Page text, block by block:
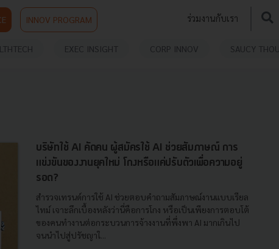
INNOV PROGRAM ร่วมงานกับเรา
EXEC INSIGHT CORP INNOV SAUCY
บริษัทใช้ AI คัดคน ผู้สมัครใช้ AI ช่วยสัมภาษณ์ การ
แข่งขันของงานยุคใหม่ โกงหรือแค่ปรับตัวเพื่อความอยู่
รอด?
สำรวจเทรนด์การใช้ AI ช่วยตอบคำถามสัมภาษณ์งานแบบเรียล
ไทม์ เจาะลึกเบื้องหลังว่านี่คือการโกง หรือเป็นเพียงการตอบโต้
ของคนทำงานต่อกระบวนการจ้างงานที่พึ่งพา AI มากเกินไป
จนนำไปสู่ปรัชญาใ...